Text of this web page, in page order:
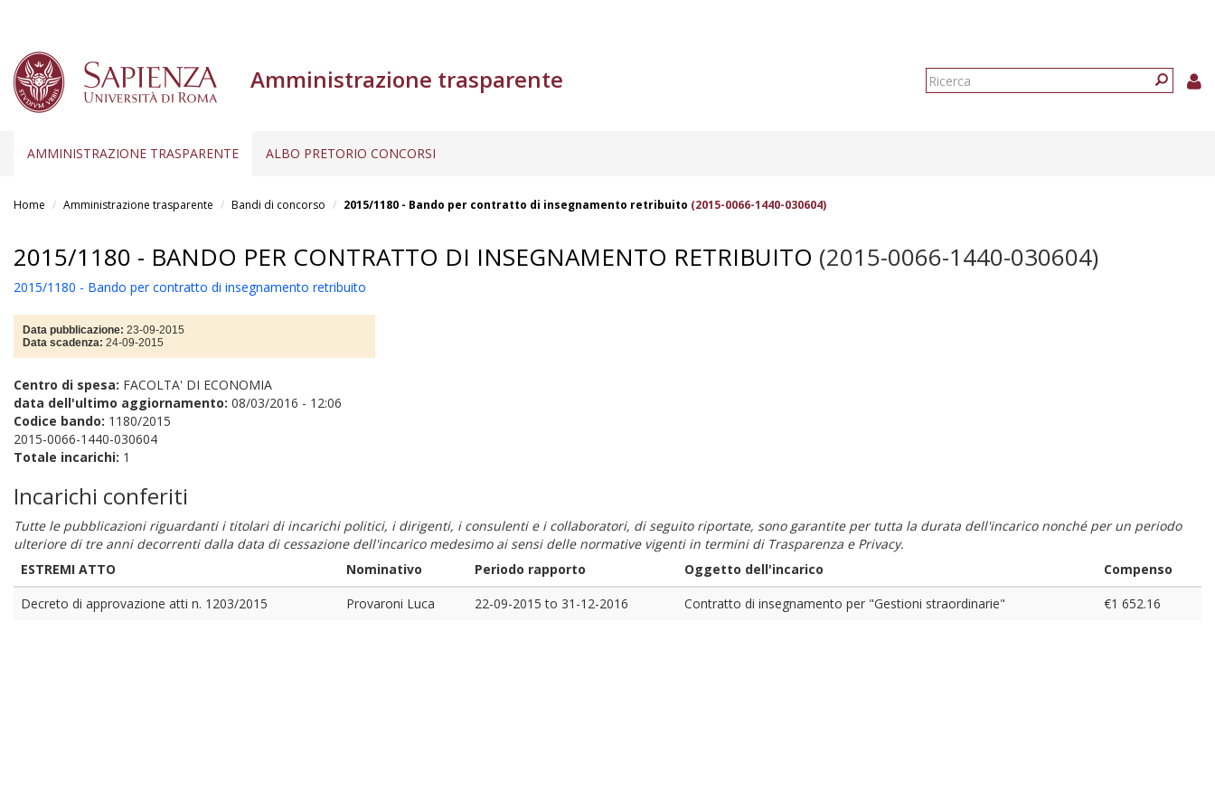
Amministrazione trasparente
Form
AMMINISTRAZIONE TRASPARENTE ALBO PRETORIO CONCORSI
Home Amministrazione trasparente Bandi di concorso 2015/1180 - Bando per contratto di insegnamento retribuito (2015-0066-1440-030604)
2015/1180 - BANDO PER CONTRATTO DI INSEGNAMENTO RETRIBUITO (2015-0066-1440-030604)
2015/1180 - Bando per contratto di insegnamento retribuito
Data pubblicazione: 23-09-2015
Data scadenza: 24-09-2015
Centro di spesa: FACOLTA' DI ECONOMIA
data dell'ultimo aggiornamento: 08/03/2016 - 12:06
Codice bando: 1180/2015
2015-0066-1440-030604
Totale incarichi: 1
Incarichi conferiti
Tutte le pubblicazioni riguardanti i titolari di incarichi politici, i dirigenti, i consulenti e i collaboratori, di seguito riportate, sono garantite per tutta la durata dell'incarico nonché per un periodo
ulteriore di tre anni decorrenti dalla data di cessazione dell'incarico medesimo ai sensi delle normative vigenti in termini di Trasparenza e Privacy.
ESTREMI ATTO
Nominativo Periodo rapporto Oggetto dell'incarico
Compenso
Decreto di approvazione atti n. 1203/2015
Provaroni Luca 22-09-2015 to 31-12-2016 Contratto di insegnamento per "Gestioni straordinarie" €1 652.16